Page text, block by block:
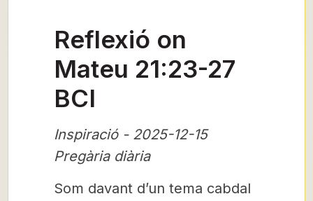
Reflexió on
Mateu 21:23-27
BCI
Inspiració - 2025-12-15
Pregària diària
Som davant d’un tema cabdal